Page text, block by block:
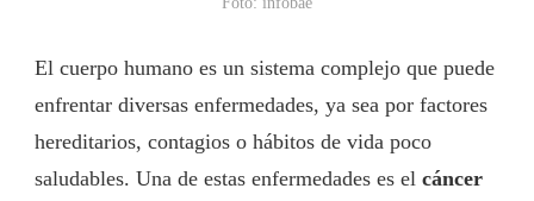
El cuerpo humano es un sistema complejo que puede
enfrentar diversas enfermedades, ya sea por factores
hereditarios, contagios o hábitos de vida poco
saludables. Una de estas enfermedades es el cáncer